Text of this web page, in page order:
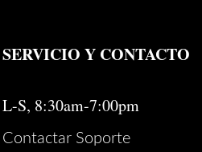
SERVICIO Y CONTACTO
L-S, 8:30am-7:00pm
Contactar Soporte